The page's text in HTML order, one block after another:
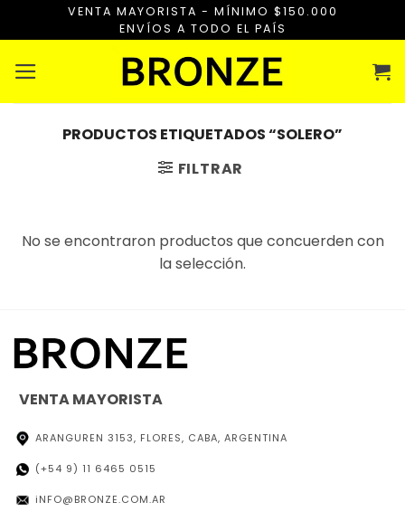
VENTA MAYORISTA - MÍNIMO $150.000
ENVÍOS A TODO EL PAÍS
PRODUCTOS ETIQUETADOS “SOLERO”
FILTRAR
No se encontraron productos que concuerden con
la selección.
VENTA MAYORISTA
ARANGUREN 3153, FLORES, CABA, ARGENTINA
(+54 9) 11 6465 0515
iNFO@BRONZE.COM.AR